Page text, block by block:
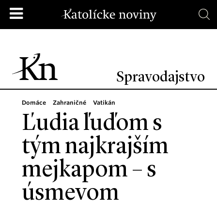
Spravodajstvo
Domáce Zahraničné Vatikán
Ľudia ľuďom s
tým najkrajším
mejkapom – s
úsmevom